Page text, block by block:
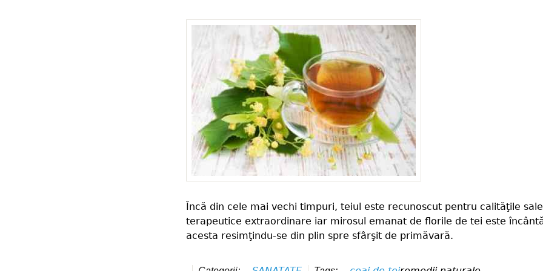
Încă din cele mai vechi timpuri, teiul este recunoscut pentru calităţile sale
terapeutice extraordinare iar mirosul emanat de florile de tei este
acesta resimţindu-se din plin spre sfârşit de primăvară.